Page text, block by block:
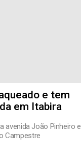
e tem
em Itabira
avenida João Pinheiro e
Campestre